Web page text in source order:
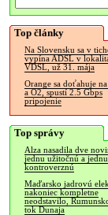
Top články
Na Slovensku sa v
vypína ADSL v
VDSL, už 31. mája
Orange sa doťahuje
a O2, spustí 2.5 Gbps
pripojenie
Top správy
Alza nasadila dve
jednu užitočnú a jednu
kontroverznú
Maďarsko jadrovú
nakoniec kompletne
neodstavilo,
tok Dunaja